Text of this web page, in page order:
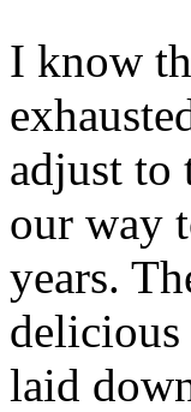
I know
adjust to
our way
years.
delicious
laid